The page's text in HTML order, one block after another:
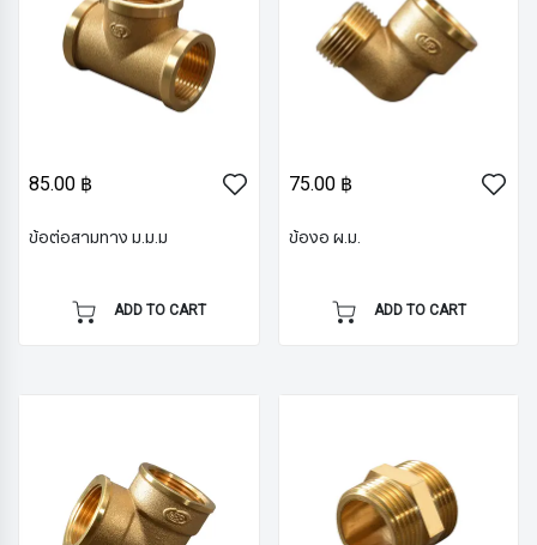
85.00 ฿
ข้อต่อสามทาง ม.ม.ม
ADD TO CART
75.00 ฿
ข้องอ ผ.ม.
ADD TO CART